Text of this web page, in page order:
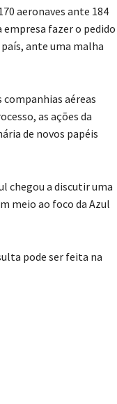
aeronaves ante 184
fazer o pedido
país, ante uma malha
companhias aéreas
as ações da
de novos papéis
chegou a discutir uma
meio ao foco da Azul
pode ser feita na